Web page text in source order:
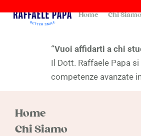
Home Chi Siamo
“Vuoi affidarti a chi
Il Dott. Raffaele Papa
competenze avanzate
Home
Chi Siamo